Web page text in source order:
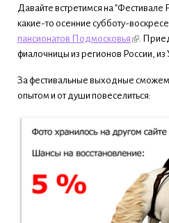
Давайте встретимся на
какие-то осенние субботу-
пансионатов Подмосковья
.
фиалочницы из регионов России, из
За фестивальные выходные
опытом и от души повеселиться: